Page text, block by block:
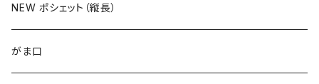
ショルダーバック
横長手提げ
NEW ポシェット（縦長）
がま口